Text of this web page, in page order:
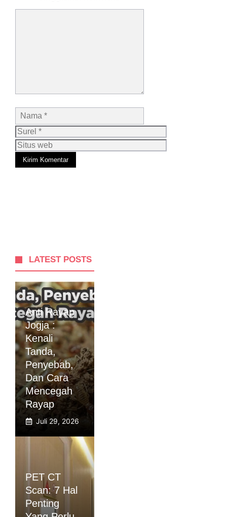
Nama
Surel
Situs
web
LATEST POSTS
Anti Rayap
Jogja :
Kenali
Tanda,
Penyebab,
Dan Cara
Mencegah
Rayap
Juli 29, 2026
PET CT
Scan: 7 Hal
Penting